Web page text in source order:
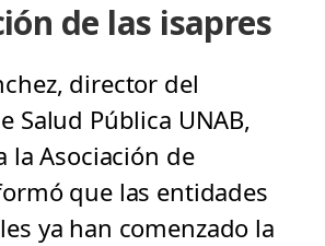
de las isapres
director del
Salud Pública UNAB,
la Asociación de
que las entidades
ya han comenzado la